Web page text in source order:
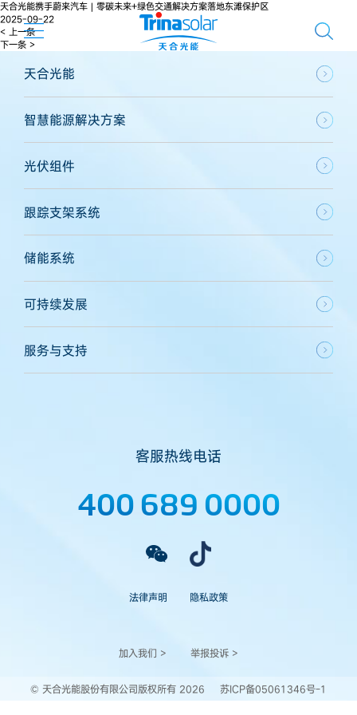
天合光能携手蔚来汽车 | 零碳未来+绿色交通解决方案落地东滩保护区
2025-09-22
< 上一条
下一条 >
天合光能
智慧能源解决方案
光伏组件
跟踪支架系统
储能系统
可持续发展
服务与支持
客服热线电话
400 689 0000
法律声明 隐私政策
加入我们 > 举报投诉 >
© 天合光能股份有限公司版权所有 2026 苏ICP备05061346号-1